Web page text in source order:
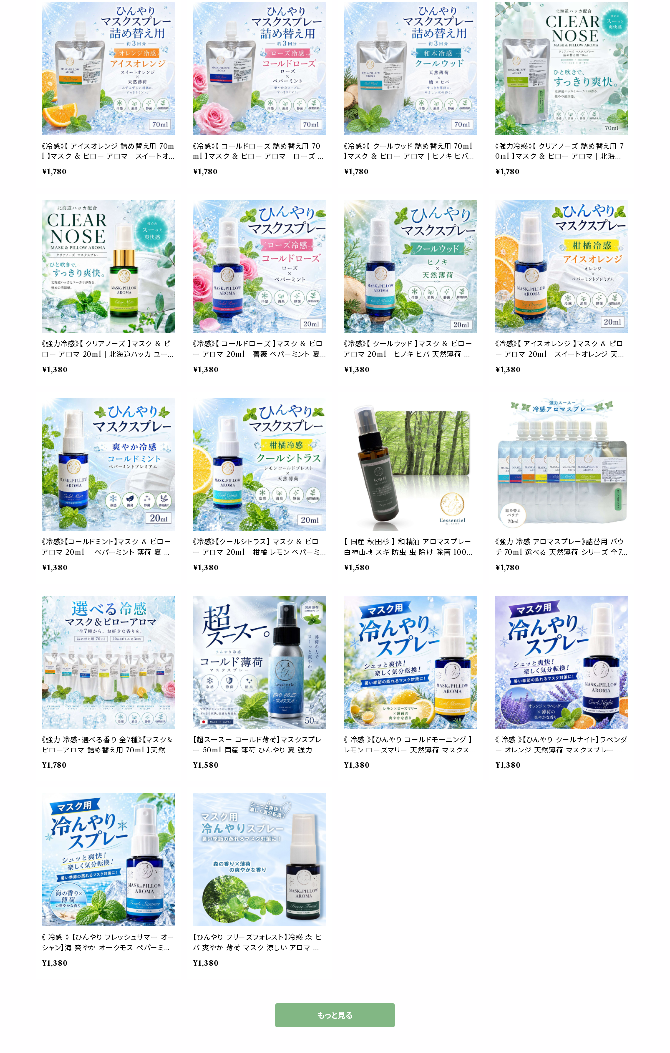
《冷感》【 アイスオレンジ 詰め替え用 70m
l 】マスク & ピロー アロマ｜スイートオ
レンジ ペパーミント 天然薄荷 夏 ひんや
り 涼しい マスクスプレー 枕 寝具 消臭
¥1,780
《冷感》【 コールドローズ 詰め替え用 70
ml 】マスク & ピロー アロマ｜ローズ ペ
パーミント 天然薄荷 夏 ひんやり 涼しい
詰替パウチ 約3回分 消臭 静菌 冷感 アロ
¥1,780
《冷感》【 クールウッド 詰め替え用 70ml
】マスク & ピロー アロマ｜ヒノキ ヒバ
天然薄荷 夏 ひんやり 涼しい 詰替パウチ
約3回分 消臭 静菌 冷感 アロマスプレー
¥1,780
《強力冷感》【 クリアノーズ 詰め替え用 7
0ml 】マスク & ピロー アロマ｜北海道
ハッカ ペパーミント ユーカリ ティートゥリ
ー 強め 爽快 鼻すっきり 夏 ひんやり 涼し
アロマスプレー
¥1,780
《強力冷感》【 クリアノーズ 】マスク & ピ
ロー アロマ 20ml｜北海道ハッカ ユーカ
リ ペパーミント 強め ひんやり 清涼 マス
クスプレー 枕 寝具 植物由来 消臭 静菌
¥1,380
《冷感》【 コールドローズ 】マスク & ピロ
ー アロマ 20ml｜薔薇 ペパーミント 夏
ひんやり 涼しい スプレー 枕 睡眠 癒し 植
物由来 消臭 静菌 携帯用 ギフト プレゼン
¥1,380
《冷感》【 クールウッド 】マスク & ピロー
アロマ 20ml｜ヒノキ ヒバ 天然薄荷 夏
ひんやり 涼しい 森林系 スプレー 枕 寝具
リフレッシュ 植物由来 消臭 静菌 携帯用
¥1,380
《冷感》【 アイスオレンジ 】マスク & ピロ
ー アロマ 20ml｜スイートオレンジ 天然
薄荷 ペパーミント 柑橘 夏 ひんやり 涼し
い スプレー 枕 睡眠 癒し 植物由来 消臭
¥1,380
《冷感》【コールドミント】マスク & ピロー
アロマ 20ml｜ ペパーミント 薄荷 夏 ひ
んやり 涼しい スプレー 枕 睡眠 癒し 植
物由来 消臭 静菌 携帯用 ギフト プレゼン
¥1,380
《冷感》【クールシトラス】 マスク & ピロ
ー アロマ 20ml｜柑橘 レモン ペパーミ
ント 夏 ひんやり 涼しい スプレー 枕 睡眠
癒し 植物由来 消臭 静菌 携帯用 ギフト
¥1,380
【 国産 秋田杉 】 和精油 アロマスプレー
白神山地 スギ 防虫 虫 除け 除菌 100%
天然 希少 香り 瞑想 森林浴 キャンプ サ
ウナ 車 消臭 侘び寂び プレゼント
¥1,580
《強力 冷感 アロマスプレー》詰替用 パウ
チ 70ml 選べる 天然薄荷 シリーズ 全7
種 ｜アロマ ハーブ 清涼感 爽快 マスク
薄荷 ペパーミント 冷たい 涼しい 消臭 静
¥1,780
《強力 冷感・選べる香り 全7種》【マスク＆
ピローアロマ 詰め替え用 70ml 】天然薄
荷 アロマスプレー 約3回分 マスク 枕 寝
具 消臭 静菌 植物由来 夏 ひんやり 詰替
¥1,780
【超スースー コールド薄荷】マスクスプレ
ー 50ml 国産 薄荷 ひんやり 夏 強力 ク
ール ミント 森林 冷却 清涼 熱 消臭 静菌
アロマ 鼻通し 精油 国産 ハッカ
¥1,580
《 冷感 》【ひんやり コールドモーニング 】
レモン ローズマリー 天然薄荷 マスクスプ
レー ピロースプレー 夏 清涼 寝具 消臭
静菌 携帯用 アロマスプレー
¥1,380
《 冷感 》【ひんやり クールナイト】ラベンダ
ー オレンジ 天然薄荷 マスクスプレー ピ
ロースプレー 夏 寝具 清涼 消臭 静菌 携
帯用 アロマスプレー
¥1,380
《 冷感 》 【ひんやり フレッシュサマー オー
シャン】海 爽やか オークモス ペパーミン
ト ジュニパーベリー 天然薄荷 マスクスプ
レー ピロースプレー 夏 清涼 消臭 静菌
¥1,380
【ひんやり フリーズフォレスト】冷感 森 ヒ
バ 爽やか 薄荷 マスク 涼しい アロマ 持
ち運び 夏 ハッカ 天然 クール ミント 冷却
清涼 消臭 静菌 鼻通し
¥1,380
もっと見る